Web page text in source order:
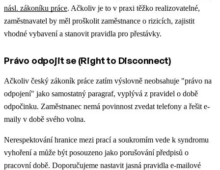
násl. zákoníku práce. Ačkoliv je to v praxi těžko realizovatelné,
zaměstnavatel by měl proškolit zaměstnance o rizicích, zajistit
vhodné vybavení a stanovit pravidla pro přestávky.
Právo odpojit se (Right to Disconnect)
Ačkoliv český zákoník práce zatím výslovně neobsahuje "právo na
odpojení" jako samostatný paragraf, vyplývá z pravidel o době
odpočinku. Zaměstnanec nemá povinnost zvedat telefony a řešit e-
maily v době svého volna.
Nerespektování hranice mezi prací a soukromím vede k syndromu
vyhoření a může být posouzeno jako porušování předpisů o
pracovní době. Doporučujeme nastavit jasná pravidla e-mailové